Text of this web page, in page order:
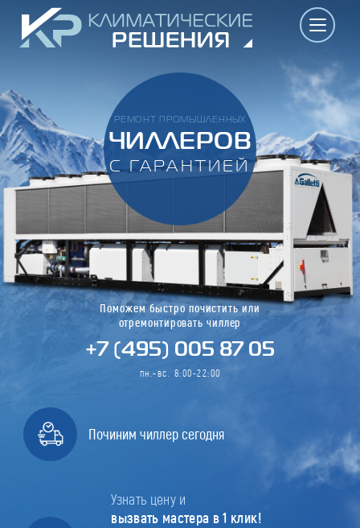
РЕМОНТ ПРОМЫШЛЕННЫХ
ЧИЛЛЕРОВ
С ГАРАНТИЕЙ
Поможем быстро почистить или
отремонтировать чиллер
+7 (495) 005 87 05
пн.-вс. 8:00-22:00
Починим чиллер сегодня
Узнать цену и
вызвать мастера в 1 клик!